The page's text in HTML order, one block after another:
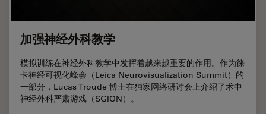
加强神经外科教学
模拟训练在神经外科教学中发挥着越来越重要的作用。作为徕
卡神经可视化峰会（Leica Neurovisualization Summit）的
一部分，Lucas Troude 博士在独家网络研讨会上介绍了术中
神经外科严肃游戏（SGION）。